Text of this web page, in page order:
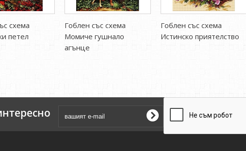
схема
петел
Гоблен със схема
Момиче гушнало
агънце
Гоблен със схема
Истинско приятелство